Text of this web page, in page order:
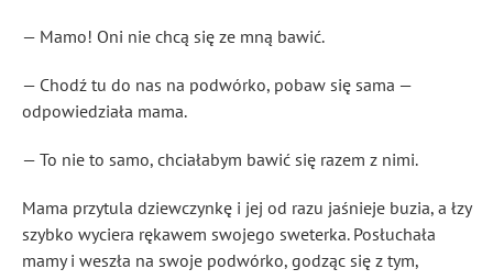
— Mamo! Oni nie chcą się ze mną bawić.
— Chodź tu do nas na podwórko, pobaw się sama —
odpowiedziała mama.
— To nie to samo, chciałabym bawić się razem z nimi.
Mama przytula dziewczynkę i jej od razu jaśnieje buzia, a łzy
szybko wyciera rękawem swojego sweterka. Posłuchała
mamy i weszła na swoje podwórko, godząc się z tym,